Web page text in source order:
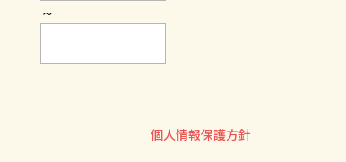
～
個人情報保護方針